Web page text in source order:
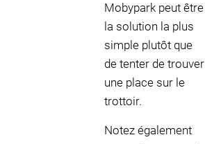
Mobypark peut être
la solution la plus
simple plutôt que
de tenter de trouver
une place sur le
trottoir.
Notez également